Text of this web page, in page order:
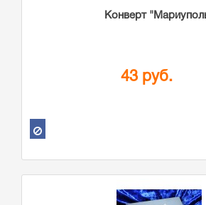
Конверт
43 руб.